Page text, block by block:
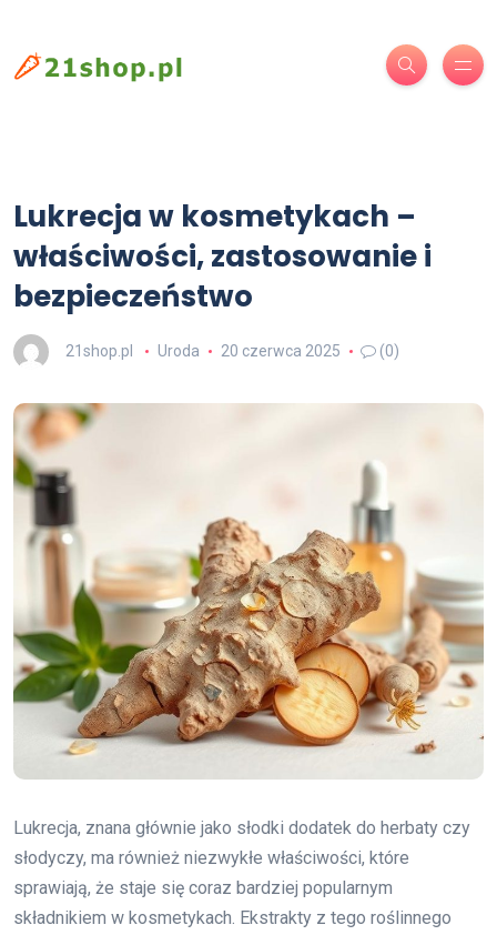
Lukrecja w kosmetykach –
właściwości, zastosowanie i
bezpieczeństwo
21shop.pl Uroda 20 czerwca 2025 (0)
Lukrecja, znana głównie jako słodki dodatek do herbaty czy
słodyczy, ma również niezwykłe właściwości, które
sprawiają, że staje się coraz bardziej popularnym
składnikiem w kosmetykach. Ekstrakty z tego roślinnego